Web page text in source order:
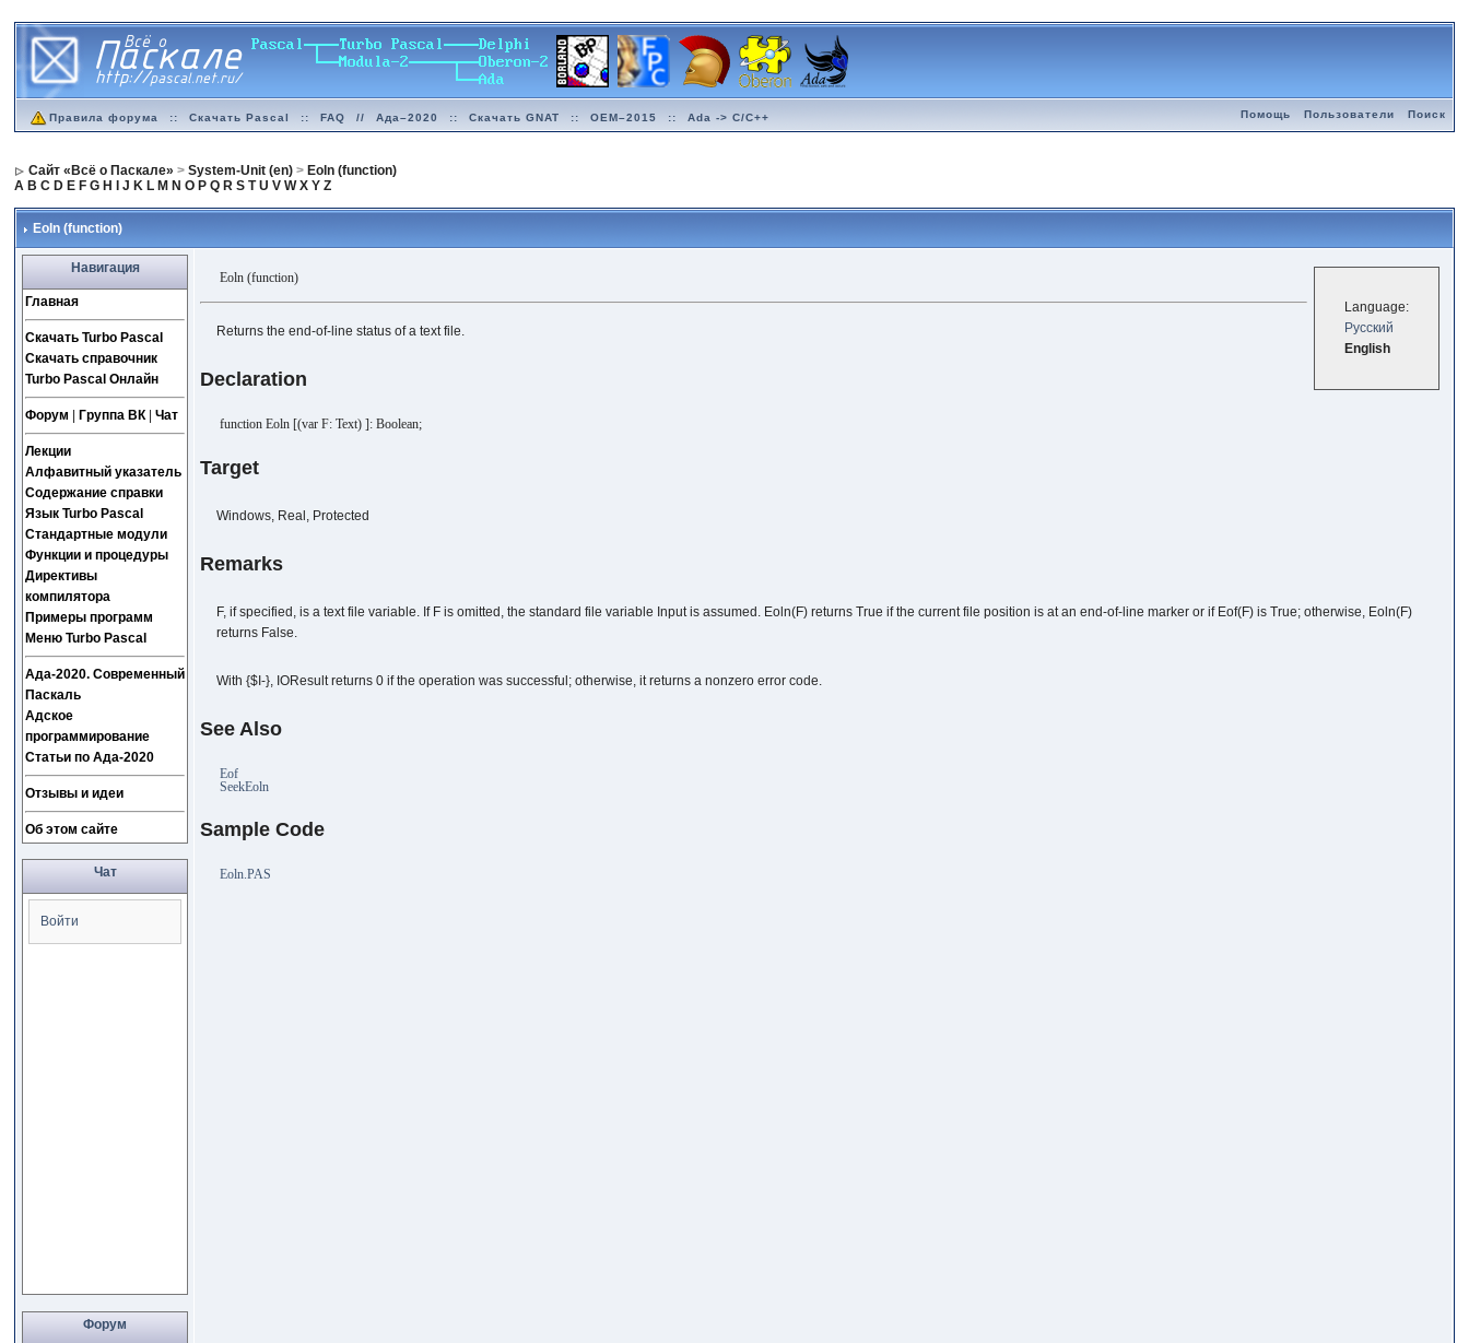
Правила форума :: Скачать Pascal :: FAQ // Ада–2020 :: Скачать GNAT :: OEM–2015 :: Ada -> C/C++ Помощь Пользователи Поиск
Сайт «Всё о Паскале» >System-Unit (en) > Eoln (function)
A B C D E F G H J K L M N O P Q R S T U V W X Y Z
Eoln (function)
Навигация
Главная
Скачать Turbo Pascal
Скачать справочник
Turbo Pascal Онлайн
Форум Группа ВК|Чат
Лекции
Алфавитный указатель
Содержание справки
Язык Turbo Pascal
Стандартные модули
Функции и процедуры
Директивы
компилятора
Примеры программ
Меню Turbo Pascal
Ада-2020. Современный
Паскаль
Адское
программирование
Статьи по Ада-2020
Отзывы и идеи
Об этом сайте
Чат
Войти
Форум
Language:
Русский
English
Eoln (function)
Returns the end-of-line status of a text file.
Declaration
function Eoln [(var F: Text) ]: Boolean;
Target
Windows, Real, Protected
Remarks
F, if specified, is a text file variable. If F is omitted, the standard file variable Input is assumed. Eoln(F) returns True if the current file position is at an end-of-line marker or if Eof(F) is True; otherwise, Eoln(F)
returns False.
With {$I-}, IOResult returns 0 if the operation was successful; otherwise, it returns a nonzero error code.
See Also
Eof
SeekEoln
Sample Code
Eoln.PAS